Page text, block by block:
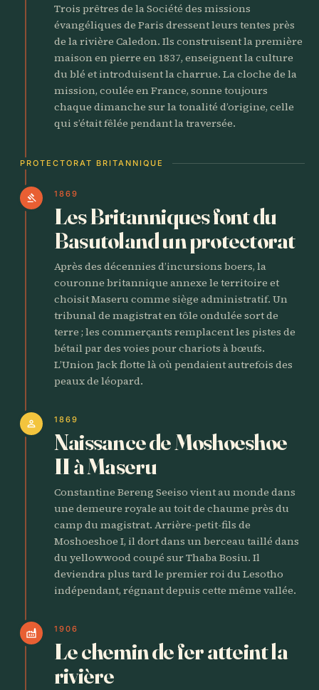
Trois prêtres de la Société des missions
évangéliques de Paris dressent leurs tentes près
de la rivière Caledon. Ils construisent la première
maison en pierre en 1837, enseignent la culture
du blé et introduisent la charrue. La cloche de la
mission, coulée en France, sonne toujours
chaque dimanche sur la tonalité d’origine, celle
qui s’était fêlée pendant la traversée.
PROTECTORAT BRITANNIQUE
gavel 1869
Les Britanniques font du
Basutoland un protectorat
Après des décennies d’incursions boers, la
couronne britannique annexe le territoire et
choisit Maseru comme siège administratif. Un
tribunal de magistrat en tôle ondulée sort de
terre ; les commerçants remplacent les pistes de
bétail par des voies pour chariots à bœufs.
L’Union Jack flotte là où pendaient autrefois des
peaux de léopard.
person 1869
Naissance de Moshoeshoe
II à Maseru
Constantine Bereng Seeiso vient au monde dans
une demeure royale au toit de chaume près du
camp du magistrat. Arrière-petit-fils de
Moshoeshoe I, il dort dans un berceau taillé dans
du yellowwood coupé sur Thaba Bosiu. Il
deviendra plus tard le premier roi du Lesotho
indépendant, régnant depuis cette même vallée.
factory 1906
Le chemin de fer atteint la
rivière